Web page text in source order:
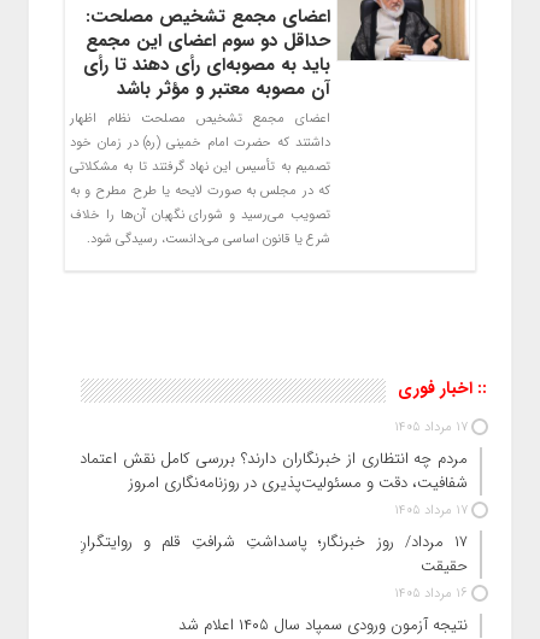
اعضای مجمع تشخیص مصلحت:
حداقل دو سوم اعضای این مجمع
باید به مصوبه‌ای رأی دهند تا رأی
آن مصوبه معتبر و مؤثر باشد
اعضای مجمع تشخیص مصلحت نظام اظهار
داشتند که حضرت امام خمینی (ره) در زمان خود
تصمیم به تأسیس این نهاد گرفتند تا به مشکلاتی
که در مجلس به صورت لایحه یا طرح مطرح و به
تصویب می‌رسید و شورای نگهبان آن‌ها را خلاف
شرع یا قانون اساسی می‌دانست، رسیدگی شود.
:: اخبار فوری
17 مرداد 1405
مردم چه انتظاری از خبرنگاران دارند؟ بررسی کامل نقش اعتماد،
شفافیت، دقت و مسئولیت‌پذیری در روزنامه‌نگاری امروز
17 مرداد 1405
۱۷ مرداد/ روز خبرنگار؛ پاسداشتِ شرافتِ قلم و روایتگرانِ
حقیقت
16 مرداد 1405
نتیجه آزمون ورودی سمپاد سال ۱۴۰۵ اعلام شد